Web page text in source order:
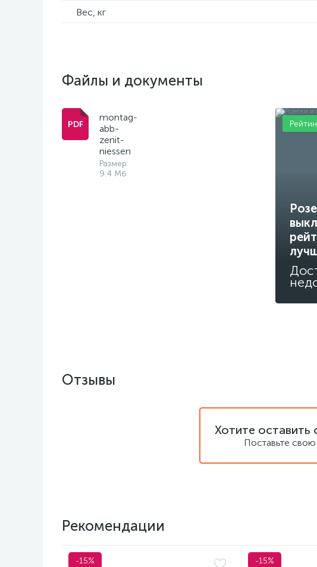
Вес, кг
Файлы и документы
montag-
abb-
zenit-
niessen
Размер:
9.4 Мб
Отзывы
Хотите оставить
Поставьте
Рекомендации
-15% -15%